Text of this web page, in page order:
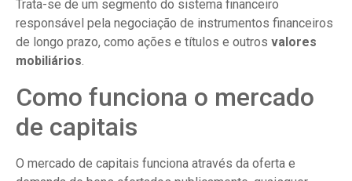
Trata-se de um segmento do sistema financeiro
responsável pela negociação de instrumentos financeiros
de longo prazo, como ações e títulos e outros valores
mobiliários.
Como funciona o mercado
de capitais
O mercado de capitais funciona através da oferta e